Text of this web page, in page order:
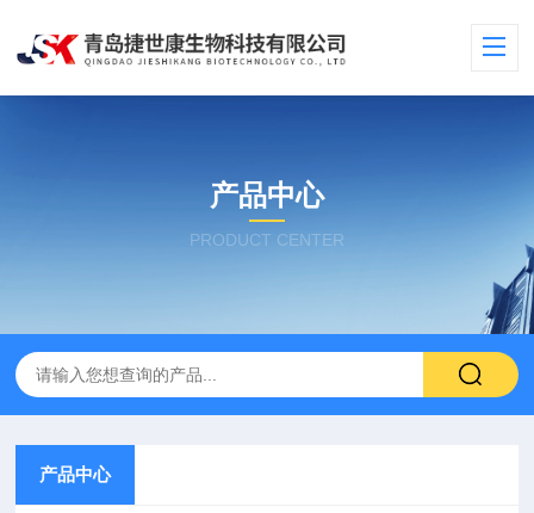
产品中心
PRODUCT CENTER
产品中心